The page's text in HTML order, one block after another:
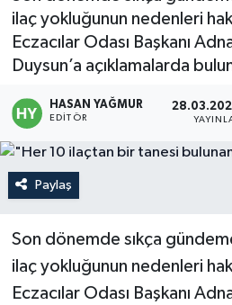
ilaç yokluğunun nedenleri
Eczacılar Odası Başkanı
Duysun’a açıklamalarda
HASAN YAĞMUR
EDITÖR
Paylaş
Son dönemde sıkça
ilaç yokluğunun nedenleri
Eczacılar Odası Başkanı
Kadın
Politika
Spor
Tüm Manşetler